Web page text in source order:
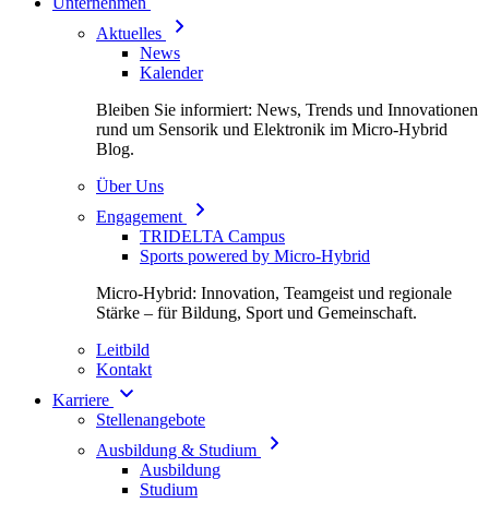
Aktuelles
News
Kalender
Bleiben Sie informiert: News, Trends und Innovationen
rund um Sensorik und Elektronik im Micro-Hybrid
Blog.
Über Uns
Engagement
TRIDELTA Campus
Sports powered by Micro-Hybrid
Micro-Hybrid: Innovation, Teamgeist und regionale
Stärke – für Bildung, Sport und Gemeinschaft.
Leitbild
Kontakt
Karriere
Stellenangebote
Ausbildung & Studium
Ausbildung
Studium